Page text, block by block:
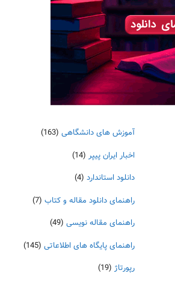
آموزش های دانشگاهی (163)
اخبار ایران پیپر (14)
دانلود استاندارد (4)
راهنمای دانلود مقاله و کتاب (7)
راهنمای مقاله نویسی (49)
راهنمای پایگاه های اطلاعاتی (145)
رپورتاژ (19)